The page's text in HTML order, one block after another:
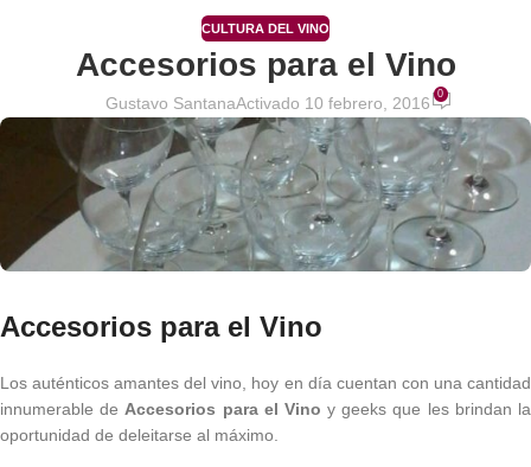
CULTURA DEL VINO
Accesorios para el Vino
Gustavo SantanaActivado 10 febrero, 2016 0
Accesorios para el Vino
Los auténticos amantes del vino, hoy en día cuentan con una cantidad
innumerable de Accesorios para el Vino y geeks que les brindan la
oportunidad de deleitarse al máximo.